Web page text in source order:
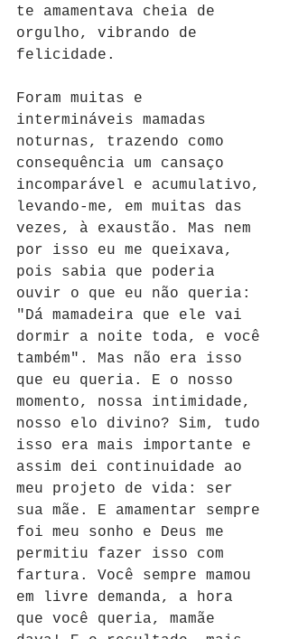
te amamentava cheia de
orgulho, vibrando de
felicidade.
Foram muitas e
intermináveis mamadas
noturnas, trazendo como
consequência um cansaço
incomparável e acumulativo,
levando-me, em muitas das
vezes, à exaustão. Mas nem
por isso eu me queixava,
pois sabia que poderia
ouvir o que eu não queria:
"Dá mamadeira que ele vai
dormir a noite toda, e você
também". Mas não era isso
que eu queria. E o nosso
momento, nossa intimidade,
nosso elo divino? Sim, tudo
isso era mais importante e
assim dei continuidade ao
meu projeto de vida: ser
sua mãe. E amamentar sempre
foi meu sonho e Deus me
permitiu fazer isso com
fartura. Você sempre mamou
em livre demanda, a hora
que você queria, mamãe